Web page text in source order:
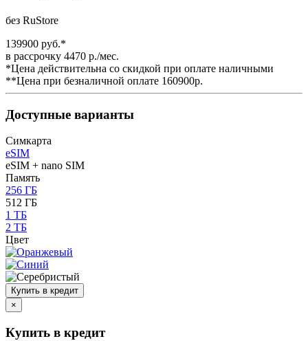
без RuStore
139900 руб.*
в рассрочку 4470 р./мес.
*Цена действительна со скидкой при оплате наличными
**Цена при безналичной оплате 160900р.
Доступные варианты
Симкарта
eSIM
eSIM + nano SIM
Память
256 ГБ
512 ГБ
1 ТБ
2 ТБ
Цвет
Купить в кредит
×
Купить в кредит